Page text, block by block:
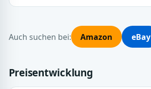
Auch suchen bei: Amazon eBay
Preisentwicklung